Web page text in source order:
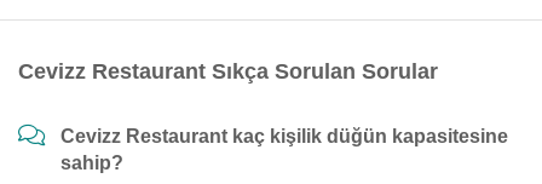
Cevizz Restaurant Sıkça Sorulan Sorular
Cevizz Restaurant kaç kişilik düğün kapasitesine
sahip?